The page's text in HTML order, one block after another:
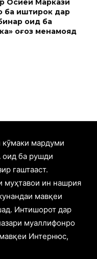
Осиёи Маркази
ба иштирок дар
оид ба
оғоз менамояд
кӯмаки мардуми
оид ба рушди
гаштааст.
муҳтавои ин нашрия
мавқеи
Интишорот дар
муаллифонро
Интернюс,